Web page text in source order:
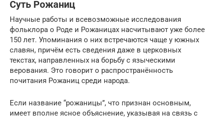
Суть Рожаниц
Научные работы и всевозможные исследования
фольклора о Роде и Рожаницах насчитывают уже более
150 лет. Упоминания о них встречаются чаще у южных
славян, причём есть сведения даже в церковных
текстах, направленных на борьбу с языческими
верования. Это говорит о распространённость
почитания Рожаниц среди народа.
Если название “рожаницы”, что признан основным,
имеет вполне ясное объяснение, указывая на связь с